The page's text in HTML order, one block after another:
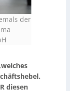
der
diesen